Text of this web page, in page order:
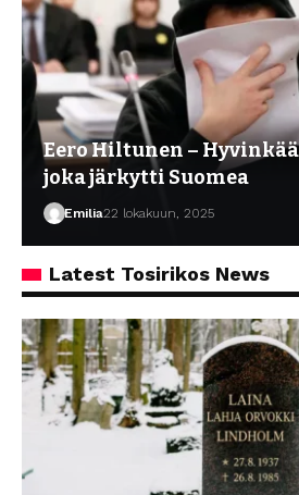
Eero Hiltunen –
joka järkytti Suomea
Emilia22 lokakuun, 2025
Latest Tosirikos News